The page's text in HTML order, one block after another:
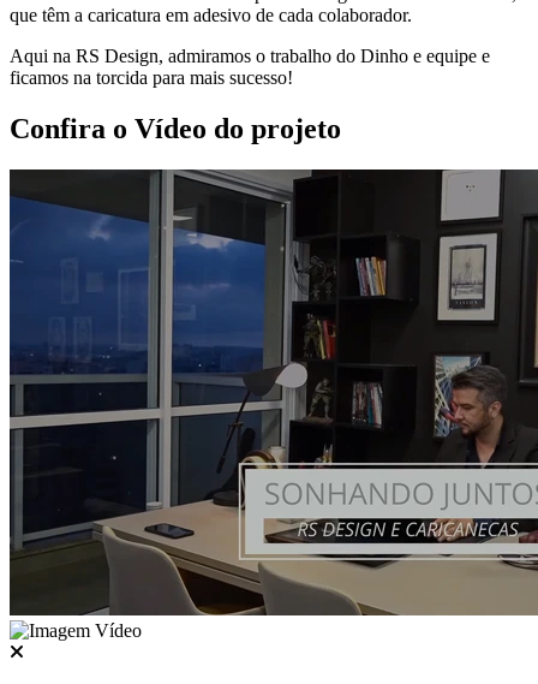
que têm a caricatura em adesivo de cada colaborador.
Aqui na RS Design, admiramos o trabalho do Dinho e equipe e
ficamos na torcida para mais sucesso!
Confira o Vídeo do projeto